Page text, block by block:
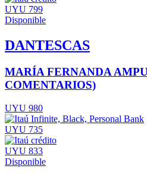
UYU 799
Disponible
DANTESCAS
MARÍA FERNANDA
COMENTARIOS)
UYU 980
UYU 735
UYU 833
Disponible